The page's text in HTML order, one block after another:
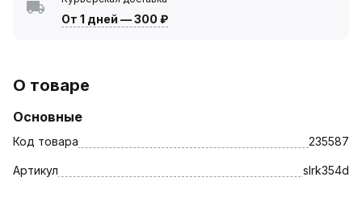
От 1 дней —300 ₽
О товаре
Основные
Код товара 235587
Артикул slrk354d